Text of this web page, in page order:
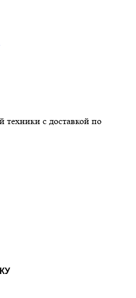
техники с доставкой по